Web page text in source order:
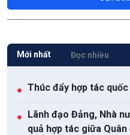
Mới nhất Đọc nhiều
● Thúc đẩy hợp tác
● Lãnh đạo Đảng, Nhà
quả hợp tác giữa